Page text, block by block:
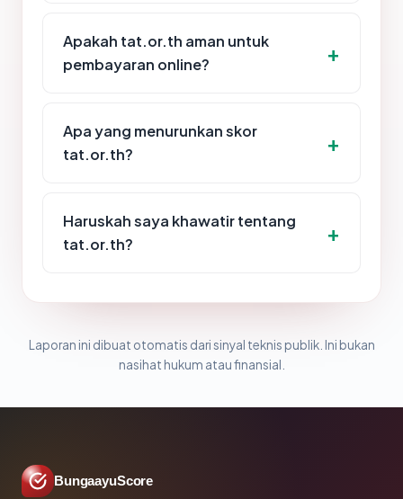
Apakah tat.or.th aman untuk
pembayaran online?
Apa yang menurunkan skor
tat.or.th?
Haruskah saya khawatir tentang
tat.or.th?
Laporan ini dibuat otomatis dari sinyal teknis publik. Ini bukan
nasihat hukum atau finansial.
BungaayuScore